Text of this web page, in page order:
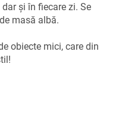
și în fiecare zi. Se
masă albă.
obiecte mici, care din